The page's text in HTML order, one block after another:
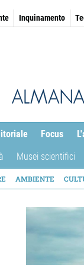
Inquinamento
Focus
Musei scientifici
AMBIENTE